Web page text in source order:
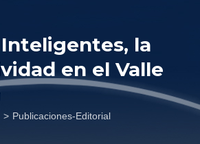
la
en el Valle
Publicaciones-Editorial